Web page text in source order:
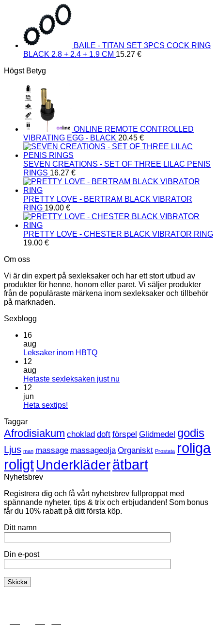
BAILE - TITAN SET 3PCS COCK RING
BLACK 2.8 + 2.4 + 1.9 CM 15.27 €
Högst Betyg
ONLINE REMOTE CONTROLLED
VIBRATING EGG - BLACK 20.45 €
SEVEN CREATIONS - SET OF THREE LILAC PENIS
RINGS 16.27 €
PRETTY LOVE - BERTRAM BLACK VIBRATOR
RING 19.00 €
PRETTY LOVE - CHESTER BLACK VIBRATOR RING
19.00 €
Om oss
Vi är din expert på sexleksaker och har ett stort utbud av
produkter för henne, honom eller paret. Vi säljer produkter
från de populäraste märkena inom sexleksaker och tillbehör
på marknaden.
Sexblogg
16
aug
Leksaker inom HBTQInga
Leksaker
12
aug
Hetaste sexleksaken just nu
12
jun
Heta sextips!
Heta
sextips!
Taggar
Afrodisiakum choklad doft förspel Glidmedel godis
Ljus man massage massageolja Organiskt Prostata roliga
roligtUnderkläderätbart
Nyhetsbrev
Registrera dig och få vårt nyhetsbrev fullproppat med
spännande nyheter, tips & trix och erbjudanden! Som bonus
får du 10% rabatt på ditt första köp.
Ditt namn
Din e-post